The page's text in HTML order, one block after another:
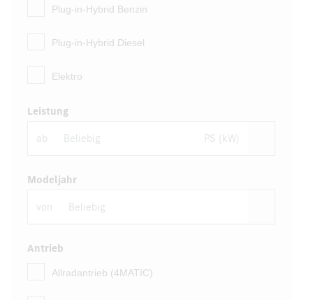
Plug-in-Hybrid Benzin
Plug-in-Hybrid Diesel
Elektro
Leistung
ab PS (kW)
Modeljahr
von
Antrieb
Allradantrieb (4MATIC)